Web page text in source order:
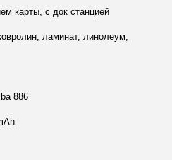
карты, с док станцией
ламинат, линолеум,
886